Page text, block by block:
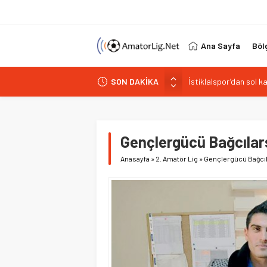
Ana Sayfa
SON DAKİKA
Paşabahçespor’da
İstanbul Gençlerbirliği
Kuzeyin Kaplanları
İstiklalspor’dan sol
Gençlergücü
Anasayfa » 2. Amatör Lig » Gençlergücü